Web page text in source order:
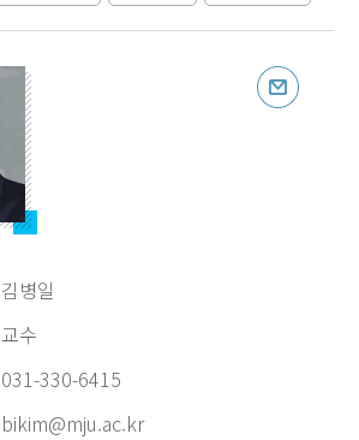
김병일
교수
031-330-6415
bikim@mju.ac.kr